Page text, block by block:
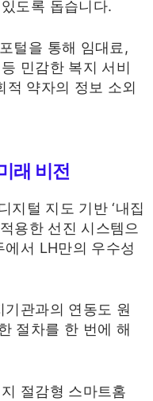
도록 돕습니다.
털을 통해 임대료,
민감한 복지 서비
적 약자의 정보 소외
래 비전
지털 지도 기반 ‘내집
용한 선진 시스템으
서 LH만의 우수성
관과의 연동도 원
절차를 한 번에 해
절감형 스마트홈